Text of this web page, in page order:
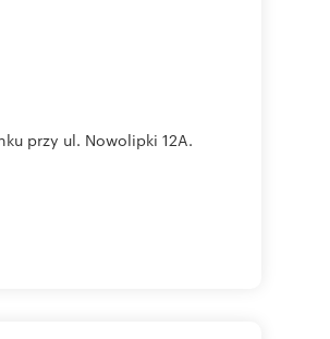
przy ul. Nowolipki 12A.